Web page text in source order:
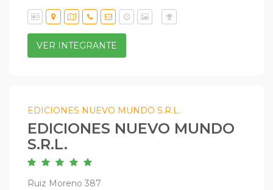
VER INTEGRANTE
EDICIONES NUEVO MUNDO S.R.L.
EDICIONES NUEVO MUNDO
S.R.L.
Ruiz Moreno 387